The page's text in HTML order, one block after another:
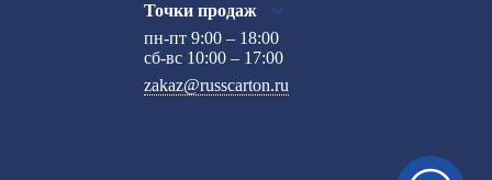
Точки продаж
пн-пт 9:00 – 18:00
сб-вс 10:00 – 17:00
zakaz@russcarton.ru